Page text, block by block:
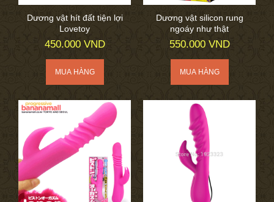
Dương vật hít đất tiện lợi
Lovetoy
450.000 VND
Dương vật silicon rung
ngoáy như thật
550.000 VND